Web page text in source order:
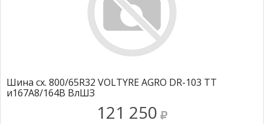
Шина сх. 800/65R32 VOLTYRE AGRO DR-103 ТТ
и167A8/164B ВлШЗ
121 250